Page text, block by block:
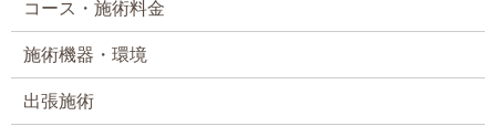
コース・施術料金
施術機器・環境
出張施術